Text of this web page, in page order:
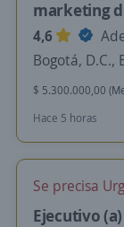
marketing
4,6
Bogotá, D.C.,
$ 5.300.000,00
Hace 5 horas
Se precisa
Ejecutivo